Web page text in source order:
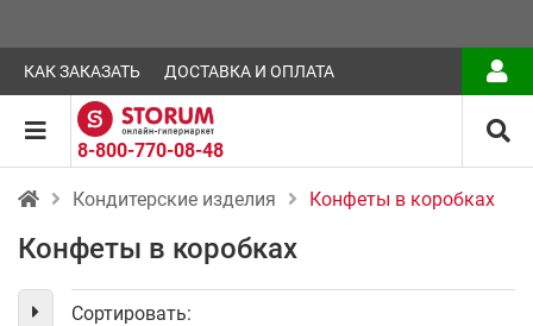
КАК ЗАКАЗАТЬ ДОСТАВКА И ОПЛАТА
8-800-770-08-48
Кондитерские изделия Конфеты в коробках
Конфеты в коробках
Сортировать: